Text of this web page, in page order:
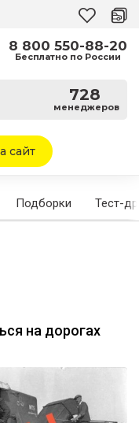
728
менеджеров
8 800 550-88-20
Бесплатно по России
сайт
Подборки Тест-
на дорогах